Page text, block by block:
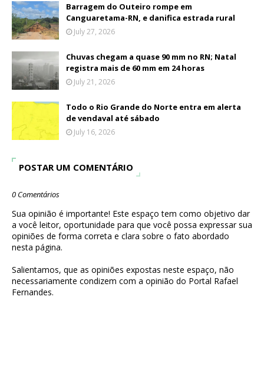
Barragem do Outeiro rompe em
Canguaretama-RN, e danifica estrada rural
July 27, 2026
Chuvas chegam a quase 90 mm no RN; Natal
registra mais de 60 mm em 24 horas
July 21, 2026
Todo o Rio Grande do Norte entra em alerta
de vendaval até sábado
July 16, 2026
POSTAR UM COMENTÁRIO
0 Comentários
Sua opinião é importante! Este espaço tem como objetivo dar
a você leitor, oportunidade para que você possa expressar sua
opiniões de forma correta e clara sobre o fato abordado
nesta página.
Salientamos, que as opiniões expostas neste espaço, não
necessariamente condizem com a opinião do Portal Rafael
Fernandes.